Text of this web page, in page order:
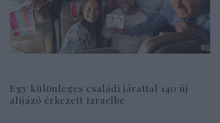
Egy különleges családi járattal 140 új
alijázó érkezett Izraelbe